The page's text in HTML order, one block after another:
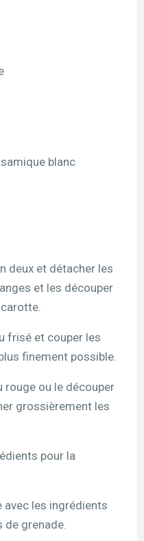
blanc
deux et détacher les
et les découper
frisé et couper les
finement possible.
rouge ou le découper
grossièrement les
pour la
avec les ingrédients
de grenade.